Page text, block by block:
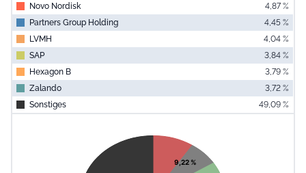
Novo Nordisk
4,87 %
Partners Group Holding
4,45 %
LVMH
4,04 %
SAP
3,84 %
Hexagon B
3,79 %
Zalando
3,72 %
Sonstiges
49,09 %
Pie chart with 11 slices.
View as data table, Chart
9,22 %